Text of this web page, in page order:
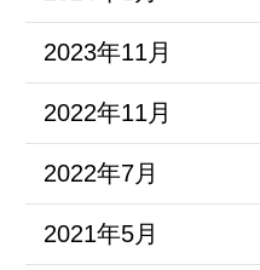
2023年11月
2022年11月
2022年7月
2021年5月